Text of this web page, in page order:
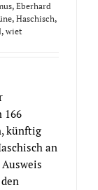
, Eberhard
, Haschisch,
, wiet
166
künftig
an